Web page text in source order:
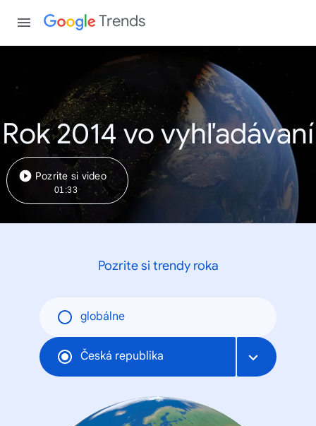
Trends
Rok 2014 vo vyhľadávaní
Pozrite si video
01:33
Pozrite si trendy roka
globálne
Česká republika